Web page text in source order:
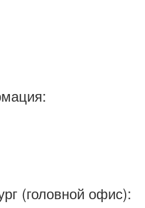
(головной офис):